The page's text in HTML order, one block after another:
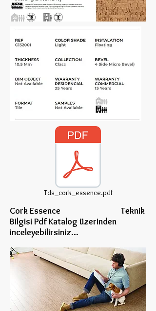
Tds_cork_essence.pdf
Cork Essence Teknik
Bilgisi Pdf Katalog üzerinden
inceleyebilirsiniz...